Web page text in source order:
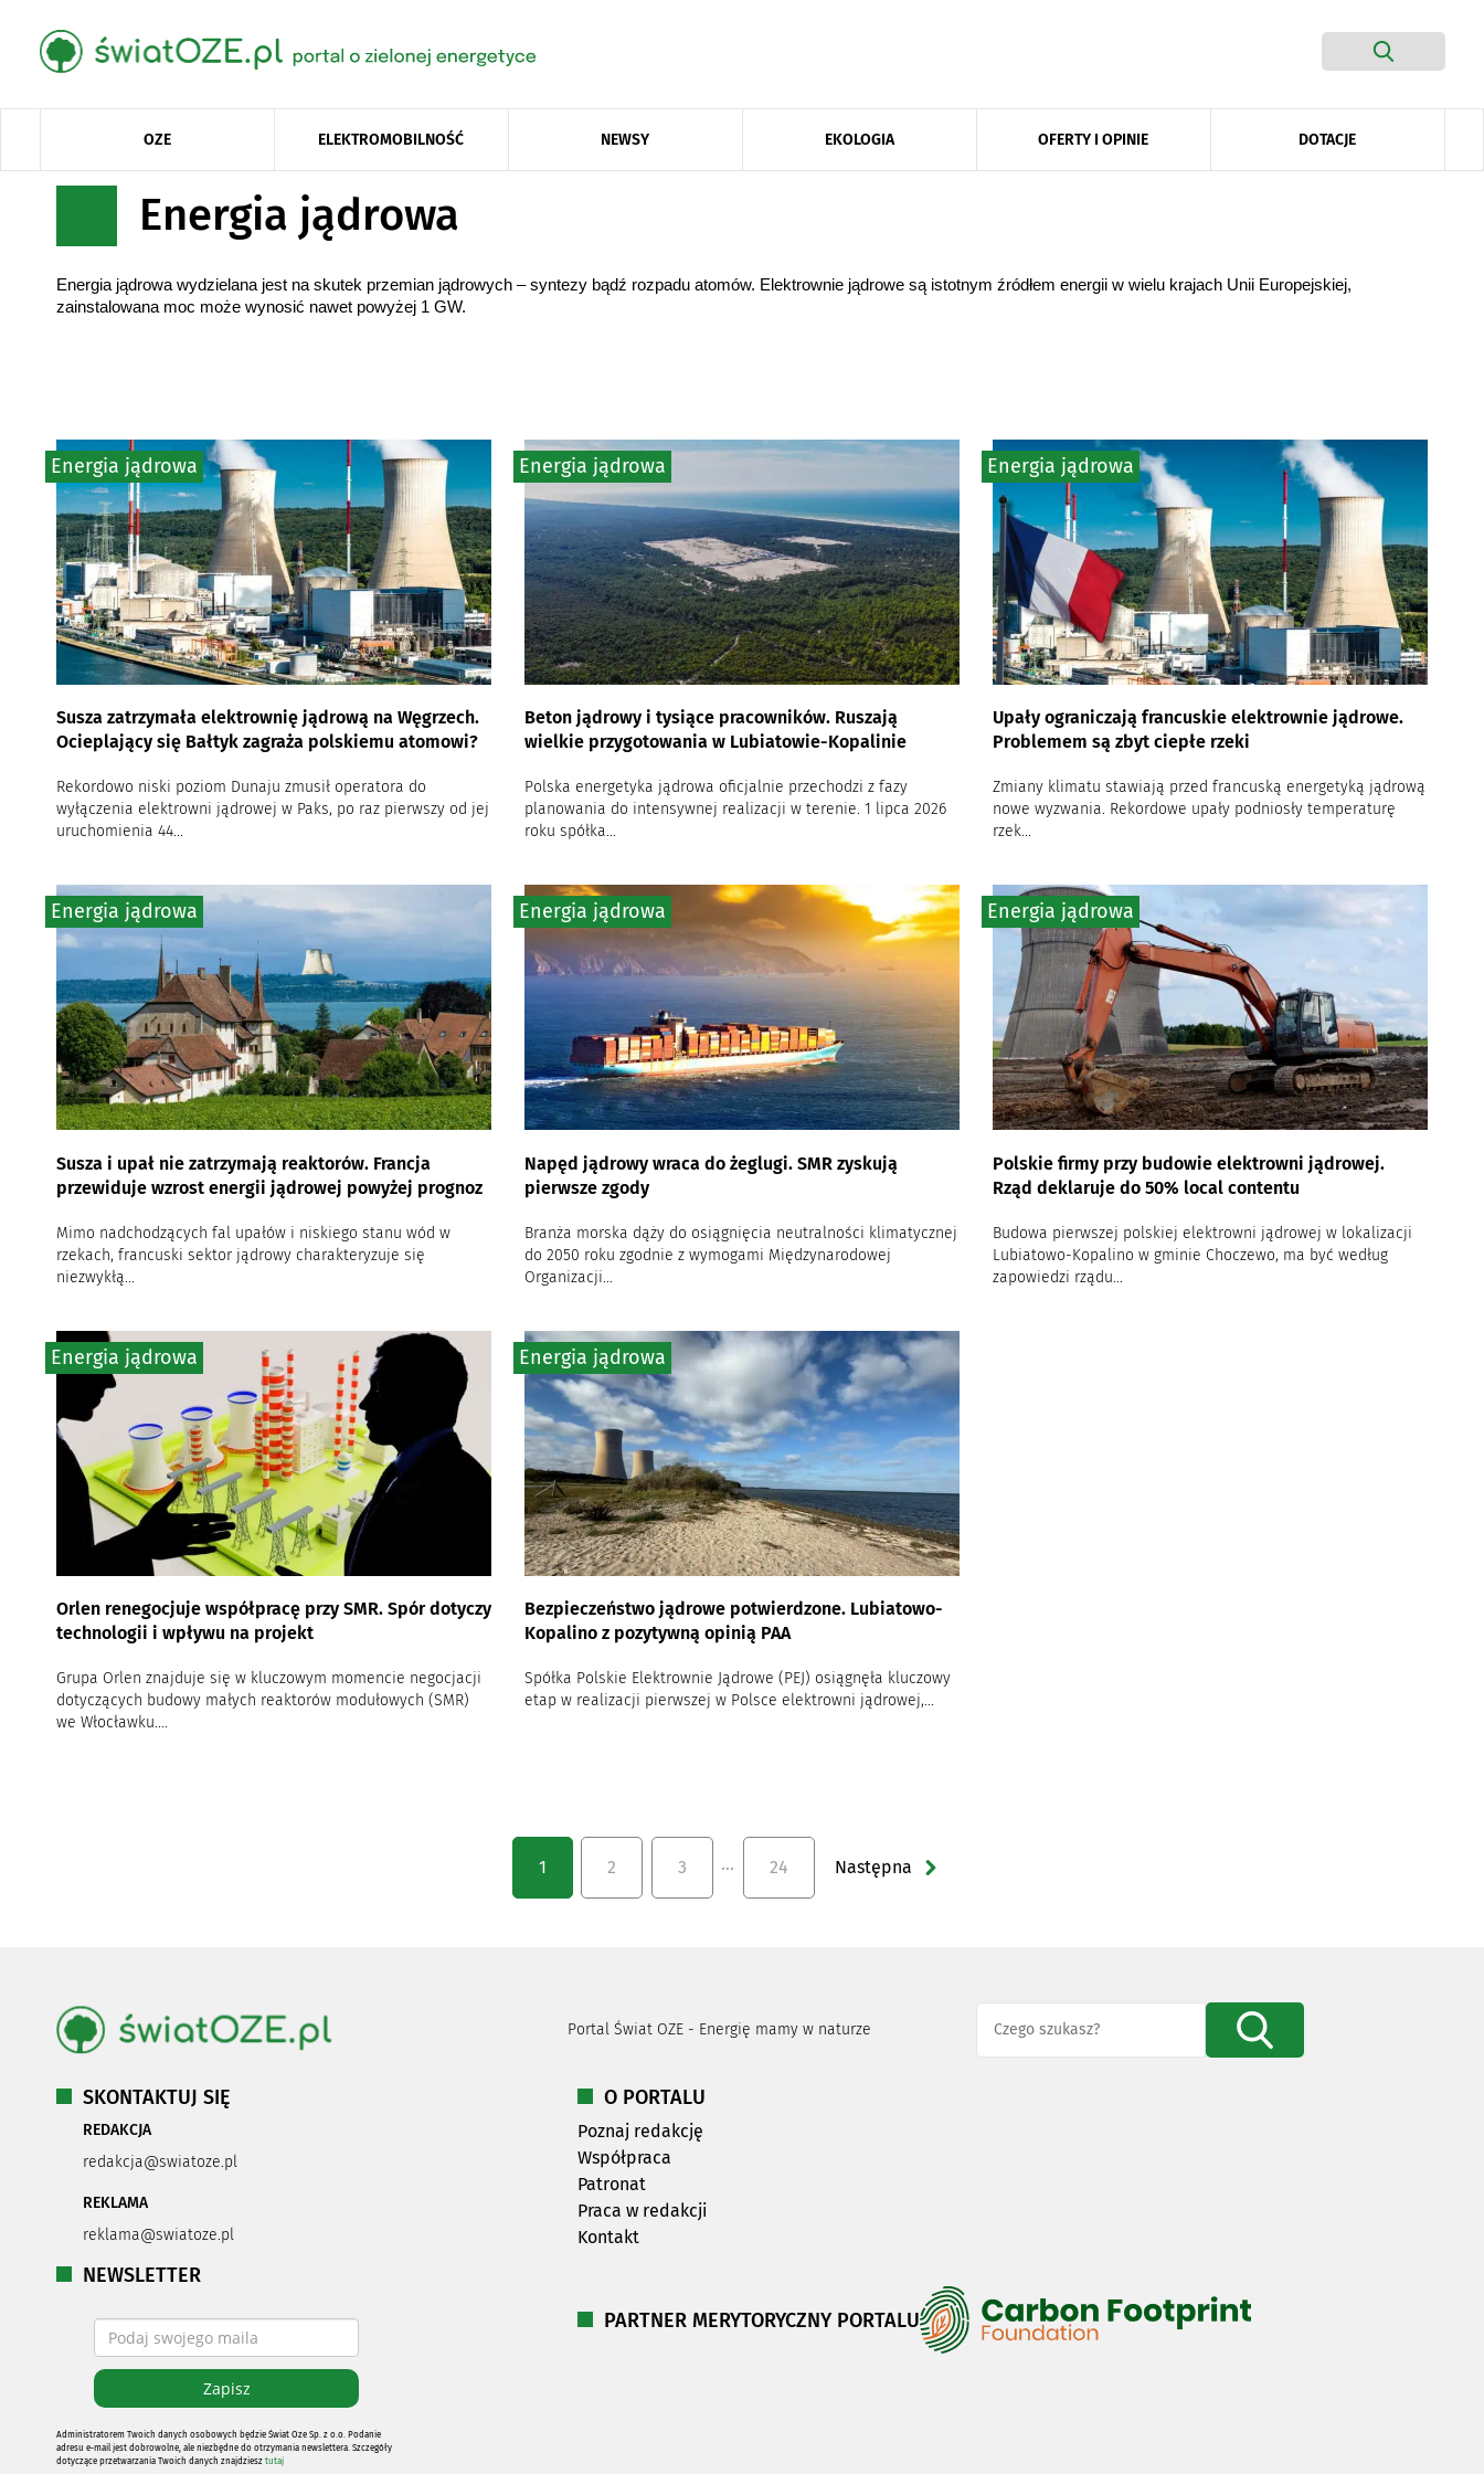
OZE ELEKTROMOBILNOŚĆ NEWSY EKOLOGIA OFERTY I OPINIE DOTACJE
Energia jądrowa
Energia jądrowa wydzielana jest na skutek przemian jądrowych – syntezy bądź rozpadu atomów. Elektrownie jądrowe są istotnym źródłem energii w wielu krajach Unii Europejskiej,
zainstalowana moc może wynosić nawet powyżej 1 GW.
Susza zatrzymała elektrownię jądrową na Węgrzech.
Ocieplający się Bałtyk zagraża polskiemu atomowi?
Rekordowo niski poziom Dunaju zmusił operatora do
wyłączenia elektrowni jądrowej w Paks, po raz pierwszy od jej
uruchomienia 44...
Energia jądrowa
Beton jądrowy i tysiące pracowników. Ruszają
wielkie przygotowania w Lubiatowie-Kopalinie
Polska energetyka jądrowa oficjalnie przechodzi z fazy
planowania do intensywnej realizacji w terenie. 1 lipca 2026
roku spółka...
Energia jądrowa
Upały ograniczają francuskie elektrownie jądrowe.
Problemem są zbyt ciepłe rzeki
Zmiany klimatu stawiają przed francuską energetyką jądrową
nowe wyzwania. Rekordowe upały podniosły temperaturę
rzek...
Energia jądrowa
Susza i upał nie zatrzymają reaktorów. Francja
przewiduje wzrost energii jądrowej powyżej prognoz
Mimo nadchodzących fal upałów i niskiego stanu wód w
rzekach, francuski sektor jądrowy charakteryzuje się
niezwykłą...
Energia jądrowa
Napęd jądrowy wraca do żeglugi. SMR zyskują
pierwsze zgody
Branża morska dąży do osiągnięcia neutralności klimatycznej
do 2050 roku zgodnie z wymogami Międzynarodowej
Organizacji...
Energia jądrowa
Polskie firmy przy budowie elektrowni jądrowej.
Rząd deklaruje do 50% local contentu
Budowa pierwszej polskiej elektrowni jądrowej w lokalizacji
Lubiatowo-Kopalino w gminie Choczewo, ma być według
zapowiedzi rządu...
Energia jądrowa
Orlen renegocjuje współpracę przy SMR. Spór dotyczy
technologii i wpływu na projekt
Grupa Orlen znajduje się w kluczowym momencie negocjacji
dotyczących budowy małych reaktorów modułowych (SMR)
we Włocławku....
Energia jądrowa
Bezpieczeństwo jądrowe potwierdzone. Lubiatowo-
Kopalino z pozytywną opinią PAA
Spółka Polskie Elektrownie Jądrowe (PEJ) osiągnęła kluczowy
etap w realizacji pierwszej w Polsce elektrowni jądrowej,...
Energia jądrowa
1 2 3 … 24 Następna
Portal Świat OZE - Energię mamy w naturze
SKONTAKTUJ SIĘ
REDAKCJA
redakcja@swiatoze.pl
REKLAMA
reklama@swiatoze.pl
NEWSLETTER
Administratorem Twoich danych osobowych będzie Świat Oze Sp. z o.o. Podanie
adresu e-mail jest dobrowolne, ale niezbędne do otrzymania newslettera. Szczegóły
dotyczące przetwarzania Twoich danych znajdziesz tutaj
O PORTALU
Poznaj redakcję
Współpraca
Patronat
Praca w redakcji
Kontakt
PARTNER MERYTORYCZNY PORTALU